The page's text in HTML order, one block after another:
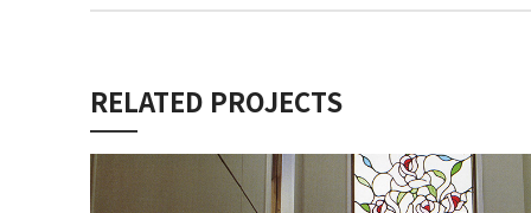
RELATED PROJECTS